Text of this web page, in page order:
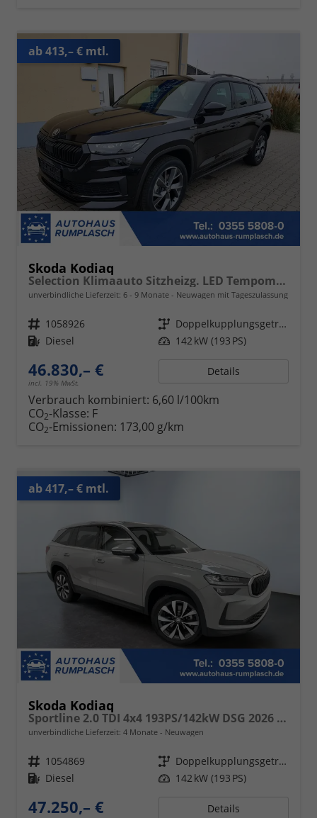
ab 413,– € mtl.
Skoda Kodiaq
Selection Klimaauto Sitzheizg. LED Tempomat 17"
unverbindliche Lieferzeit: 6 - 9 Monate Neuwagen mit Tageszulassung
Fahrzeugnr. 1058926 Getriebe
Doppelkupplungsgetriebe (DSG)
Kraftstoff Diesel Leistung 142 kW (193 PS)
46.830,– €
incl. 19% MwSt.
Details
Verbrauch kombiniert: 6,60 l/100km
CO2-Klasse: F
CO2-Emissionen: 173,00 g/km
ab 417,– € mtl.
Skoda Kodiaq
Sportline 2.0 TDI 4x4 193PS/142kW DSG 2026 +CANTON+CONVENIENCE PLUS+PERFORMANCE+AKUSTIK
unverbindliche Lieferzeit: 4 Monate Neuwagen
Fahrzeugnr. 1054869 Getriebe
Doppelkupplungsgetriebe (DSG)
Kraftstoff Diesel Leistung 142 kW (193 PS)
47.250,– € Details